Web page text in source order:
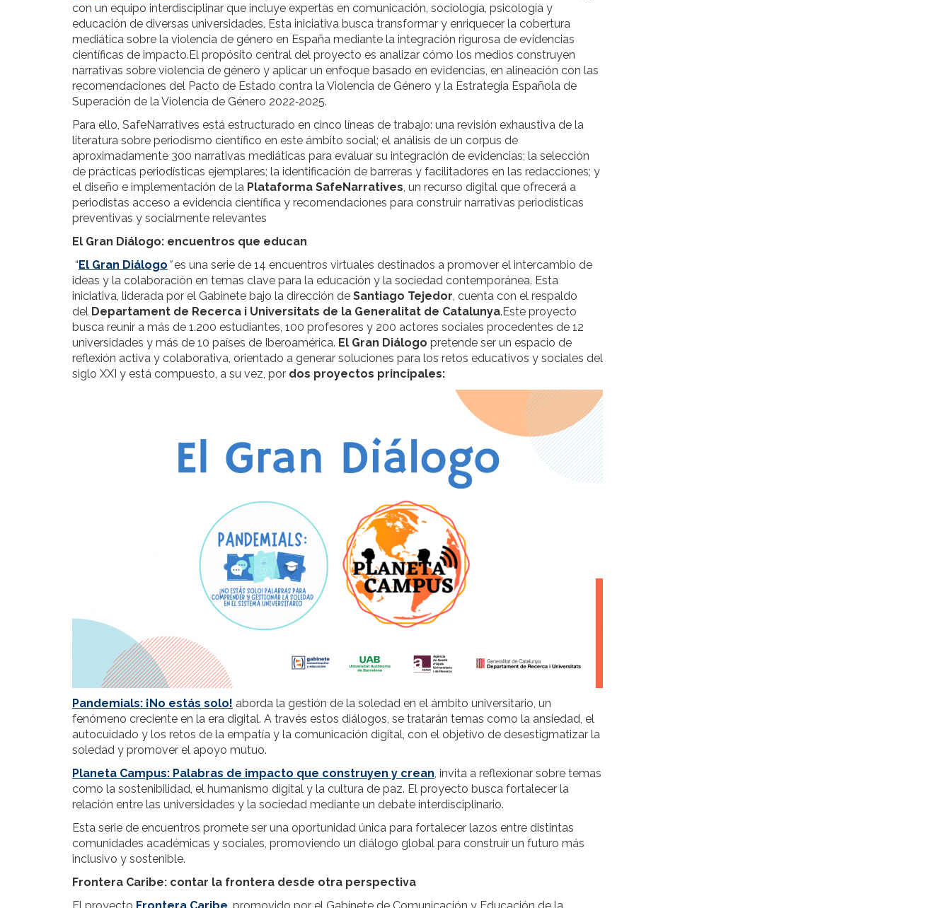
con un equipo interdisciplinar que incluye expertas en comunicación, sociología, psicología y
educación de diversas universidades. Esta iniciativa busca transformar y enriquecer la cobertura
mediática sobre la violencia de género en España mediante la integración rigurosa de evidencias
científicas de impacto.El propósito central del proyecto es analizar cómo los medios construyen
narrativas sobre violencia de género y aplicar un enfoque basado en evidencias, en alineación con las
recomendaciones del Pacto de Estado contra la Violencia de Género y la Estrategia Española de
Superación de la Violencia de Género 2022‑2025.
Para ello, SafeNarratives está estructurado en cinco líneas de trabajo: una revisión exhaustiva de la
literatura sobre periodismo científico en este ámbito social; el análisis de un corpus de
aproximadamente 300 narrativas mediáticas para evaluar su integración de evidencias; la selección
de prácticas periodísticas ejemplares; la identificación de barreras y facilitadores en las redacciones; y
el diseño e implementación de la Plataforma SafeNarratives, un recurso digital que ofrecerá a
periodistas acceso a evidencia científica y recomendaciones para construir narrativas periodísticas
preventivas y socialmente relevantes
El Gran Diálogo: encuentros que educan
“El Gran Diálogo ”es una serie de 14 encuentros virtuales destinados a promover el intercambio de
ideas y la colaboración en temas clave para la educación y la sociedad contemporánea. Esta
iniciativa, liderada por el Gabinete bajo la dirección de Santiago Tejedor, cuenta con el respaldo
del Departament de Recerca i Universitats de la Generalitat de Catalunya.Este proyecto
busca reunir a más de 1.200 estudiantes, 100 profesores y 200 actores sociales procedentes de 12
universidades y más de 10 países de Iberoamérica. El Gran Diálogo pretende ser un espacio de
reflexión activa y colaborativa, orientado a generar soluciones para los retos educativos y sociales del
siglo XXI y está compuesto, a su vez, por dos proyectos principales:
Pandemials: ¡No estás solo! aborda la gestión de la soledad en el ámbito universitario, un
fenómeno creciente en la era digital. A través estos diálogos, se tratarán temas como la ansiedad, el
autocuidado y los retos de la empatía y la comunicación digital, con el objetivo de desestigmatizar la
soledad y promover el apoyo mutuo.
Planeta Campus: Palabras de impacto que construyen y crean, invita a reflexionar sobre temas
como la sostenibilidad, el humanismo digital y la cultura de paz. El proyecto busca fortalecer la
relación entre las universidades y la sociedad mediante un debate interdisciplinario.
Esta serie de encuentros promete ser una oportunidad única para fortalecer lazos entre distintas
comunidades académicas y sociales, promoviendo un diálogo global para construir un futuro más
inclusivo y sostenible.
Frontera Caribe: contar la frontera desde otra perspectiva